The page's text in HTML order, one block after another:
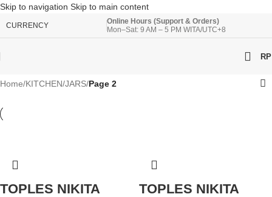
Skip to navigation Skip to main content
CURRENCY
Online Hours (Support & Orders)
Mon–Sat: 9 AM – 5 PM WITA/UTC+8
RP
Home/KITCHEN/JARS/Page 2
TOPLES NIKITA
TOPLES NIKITA